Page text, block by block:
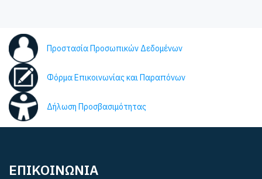
Προστασία Προσωπικών Δεδομένων
Φόρμα Επικοινωνίας και Παραπόνων
Δήλωση Προσβασιμότητας
ΕΠΙΚΟΙΝΩΝΙΑ